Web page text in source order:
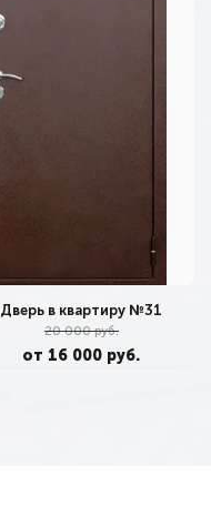
Дверь в квартиру №31
20 000 руб.
от 16 000 руб.